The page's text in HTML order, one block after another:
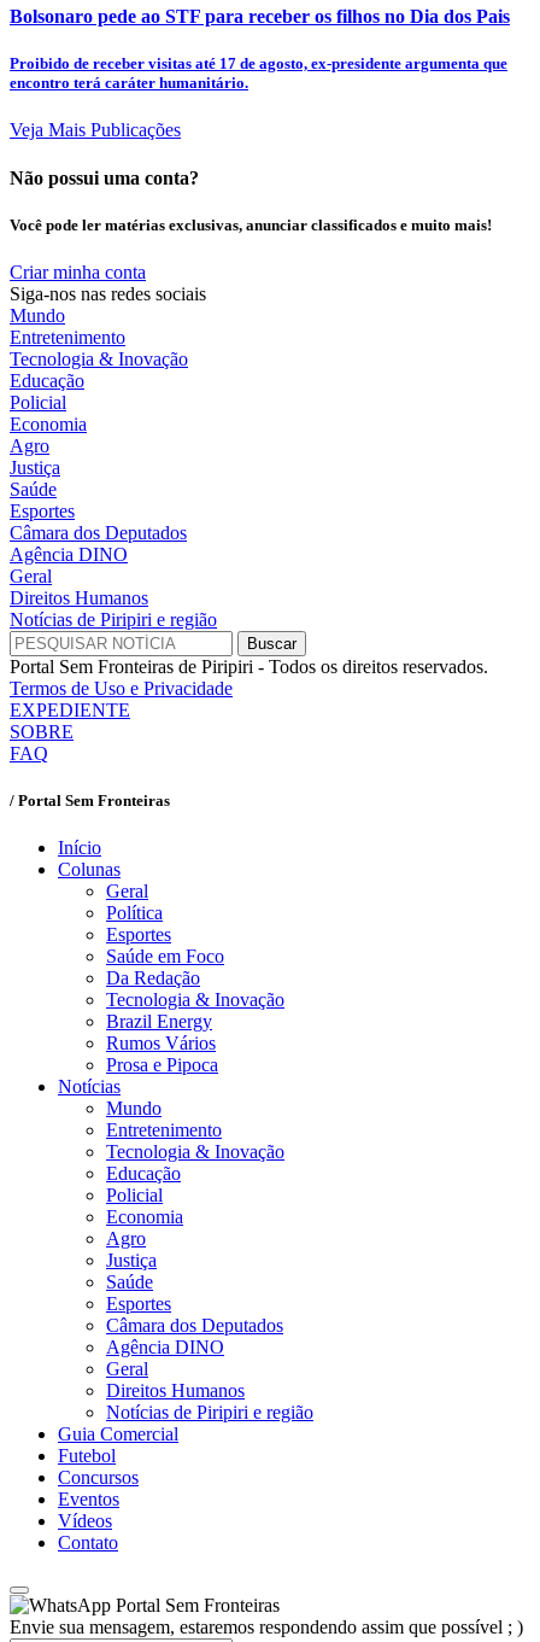
Bolsonaro pede ao STF para receber os filhos no Dia dos Pais
Proibido de receber visitas até 17 de agosto, ex-presidente argumenta que
encontro terá caráter humanitário.
Veja Mais Publicações
Não possui uma conta?
Você pode ler matérias exclusivas, anunciar classificados e muito mais!
Criar minha conta
Siga-nos nas redes sociais
Mundo
Entretenimento
Tecnologia & Inovação
Educação
Policial
Economia
Agro
Justiça
Saúde
Esportes
Câmara dos Deputados
Agência DINO
Geral
Direitos Humanos
Notícias de Piripiri e região
Portal Sem Fronteiras de Piripiri - Todos os direitos reservados.
Termos de Uso e Privacidade
EXPEDIENTE
SOBRE
FAQ
/ Portal Sem Fronteiras
Início
Colunas
Geral
Política
Esportes
Saúde em Foco
Da Redação
Tecnologia & Inovação
Brazil Energy
Rumos Vários
Prosa e Pipoca
Notícias
Mundo
Entretenimento
Tecnologia & Inovação
Educação
Policial
Economia
Agro
Justiça
Saúde
Esportes
Câmara dos Deputados
Agência DINO
Geral
Direitos Humanos
Notícias de Piripiri e região
Guia Comercial
Futebol
Concursos
Eventos
Vídeos
Contato
Portal Sem Fronteiras
Envie sua mensagem, estaremos respondendo assim que possível ; )